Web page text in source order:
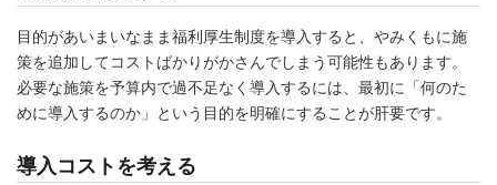
目的があいまいなまま福利厚生制度を導入すると、やみくもに施
策を追加してコストばかりがかさんでしまう可能性もあります。
必要な施策を予算内で過不足なく導入するには、最初に「何のた
めに導入するのか」という目的を明確にすることが肝要です。
導入コストを考える